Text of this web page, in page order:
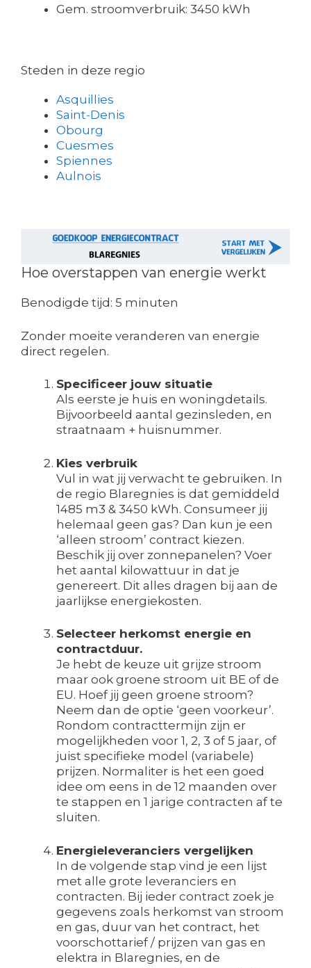
Gem. stroomverbruik: 3450 kWh
Steden in deze regio
Asquillies
Saint-Denis
Obourg
Cuesmes
Spiennes
Aulnois
Hoe overstappen van energie werkt
Benodigde tijd: 5 minuten
Zonder moeite veranderen van energie
direct regelen.
Specificeer jouw situatie
Als eerste je huis en woningdetails.
Bijvoorbeeld aantal gezinsleden, en
straatnaam + huisnummer.
Kies verbruik
Vul in wat jij verwacht te gebruiken. In
de regio Blaregnies is dat gemiddeld
1485 m3 & 3450 kWh. Consumeer jij
helemaal geen gas? Dan kun je een
‘alleen stroom’ contract kiezen.
Beschik jij over zonnepanelen? Voer
het aantal kilowattuur in dat je
genereert. Dit alles dragen bij aan de
jaarlijkse energiekosten.
Selecteer herkomst energie en
contractduur.
Je hebt de keuze uit grijze stroom
maar ook groene stroom uit BE of de
EU. Hoef jij geen groene stroom?
Neem dan de optie ‘geen voorkeur’.
Rondom contracttermijn zijn er
mogelijkheden voor 1, 2, 3 of 5 jaar, of
juist specifieke model (variabele)
prijzen. Normaliter is het een goed
idee om eens in de 12 maanden over
te stappen en 1 jarige contracten af te
sluiten.
Energieleveranciers vergelijken
In de volgende stap vind je een lijst
met alle grote leveranciers en
contracten. Bij ieder contract zoek je
gegevens zoals herkomst van stroom
en gas, duur van het contract, het
voorschottarief / prijzen van gas en
elektra in Blaregnies, en de